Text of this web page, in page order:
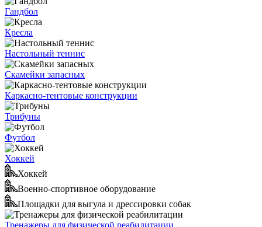
Гандбол
Кресла
Настольный теннис
Скамейки запасных
Каркасно-тентовые конструкции
Трибуны
Футбол
Хоккей
Хоккей
Военно-спортивное оборудование
Площадки для выгула и дрессировки собак
Тренажеры для физической реабилитации